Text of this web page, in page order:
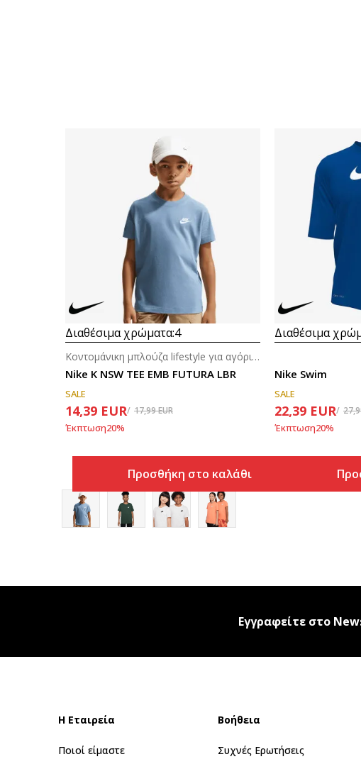
Διαθέσιμα χρώματα:4
Nike K NSW TEE EMB FUTURA LBR
Κοντομάνικη μπλούζα lifestyle για αγόρια (8-14ε.)
SALE
14,39 EUR 17,99EUR
Έκπτωση20%
Προσθήκη στο καλάθι
Διαθέσιμα
Nike Swim
SALE
22,39 EUR
Έκπτωση20%
Εγγραφείτε στο
Η Εταιρεία
Ποιοί είμαστε
Βοήθεια
Συχνές Ερωτήσεις